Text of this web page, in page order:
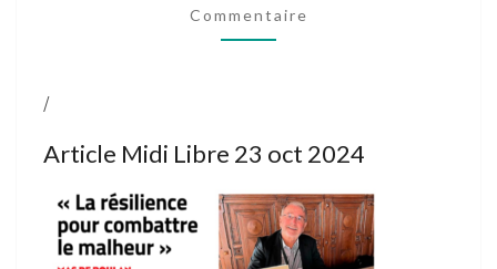
Commentaire
/
Article Midi Libre 23 oct 2024